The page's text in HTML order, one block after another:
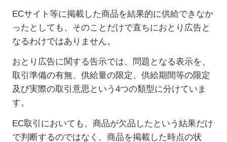
ECサイト等に掲載した商品を結果的に供給できなか
ったとしても、そのことだけで直ちにおとり広告と
なるわけではありません。
おとり広告に関する告示では、問題となる表示を、
取引準備の有無、供給量の限定、供給期間等の限定
及び実際の取引意思という 4つの類型に分けていま
す。
EC取引においても、商品が欠品したという結果だけ
で判断するのではなく、商品を掲載した時点の状